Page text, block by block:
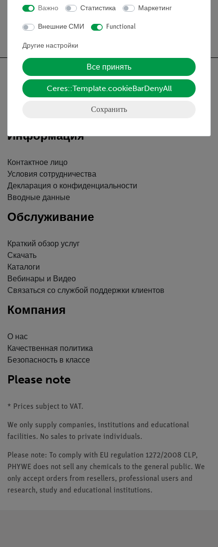
Бесплатная доставка от 300,- €
Информация
Контактное лицо
Условия сотрудничества
Декларация о конфиденциальности
Вводные данные
Обслуживание
Краткий обзор услуг
Скачать
Каталоги
Вебинары и Видео
Связаться со службой поддержки клиентов
Компания
О нас
Качественная политика
Безопасность в классе
Please note
* Prices subject to VAT.
We only supply companies, institutions and educational
facilities. No sales to private individuals.
Please note: To comply with EU regulation 1272/2008 CLP,
PHYWE does not sell any chemicals to the general public. We
only accept orders from resellers, professional users and
research, study and educational institutions.
Важно Статистика Маркетинг
Внешние СМИ Functional
Другие настройки
Все принять
Ceres::Template.cookieBarDenyAll
Сохранить